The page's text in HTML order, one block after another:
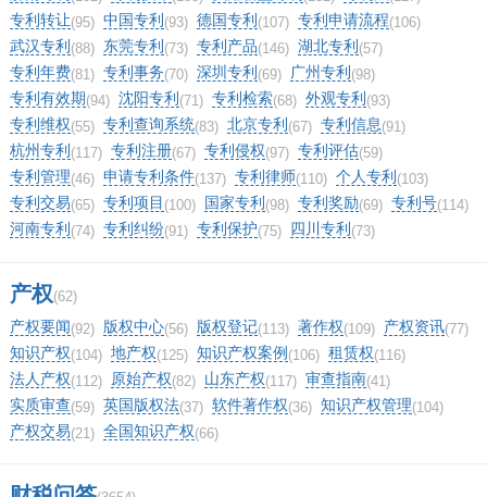
专利转让(95) 中国专利 (93) 德国专利 (107) 专利申请流程(106)
武汉专利 (88) 东莞专利 (73) 专利产品(146) 湖北专利 (57)
专利年费(81) 专利事务(70) 深圳专利 (69) 广州专利 (98)
专利有效期(94) 沈阳专利 (71) 专利检索(68) 外观专利 (93)
专利维权(55) 专利查询系统(83) 北京专利 (67) 专利信息(91)
杭州专利 (117) 专利注册(67) 专利侵权(97) 专利评估(59)
专利管理(46) 申请专利条件(137) 专利律师(110) 个人专利 (103)
专利交易(65) 专利项目 (100) 国家专利 (98) 专利奖励(69) 专利号(114)
河南专利 (74) 专利纠纷(91) 专利保护(75) 四川专利 (73)
产权(62)
产权要闻(92) 版权中心(56) 版权登记(113) 著作权(109) 产权资讯(77)
知识产权(104) 地产权(125) 知识产权案例 (106) 租赁权(116)
法人产权(112) 原始产权(82) 山东产权(117) 审查指南(41)
实质审查(59) 英国版权法(37) 软件著作权(36) 知识产权管理(104)
产权交易(21) 全国知识产权(66)